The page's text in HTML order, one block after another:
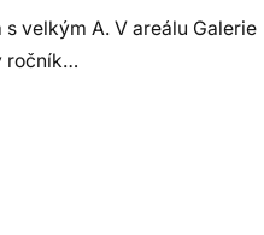
velkým A. V areálu Galerie
ročník…